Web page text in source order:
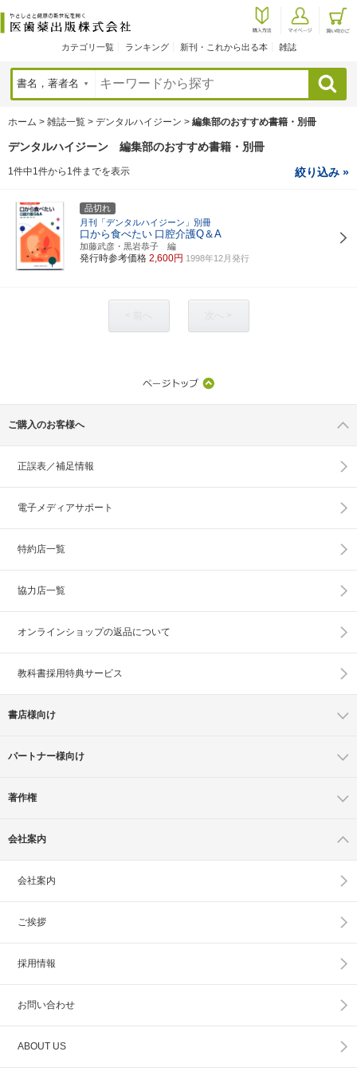
カテゴリ一覧 ランキング 新刊・これから出る本 雑誌
検索
ホーム > 雑誌一覧 > デンタルハイジーン > 編集部のおすすめ書籍・別冊
デンタルハイジーン 編集部のおすすめ書籍・別冊
1件中1件から1件までを表示 絞り込み »
品切れ
月刊「デンタルハイジーン」別冊
口から食べたい 口腔介護Q＆A
加藤武彦・黒岩恭子 編
発行時参考価格 2,600円 1998年12月発行
ご購入のお客様へ
正誤表／補足情報
電子メディアサポート
特約店一覧
協力店一覧
オンラインショップの返品について
教科書採用特典サービス
書店様向け
パートナー様向け
著作権
会社案内
会社案内
ご挨拶
採用情報
お問い合わせ
ABOUT US